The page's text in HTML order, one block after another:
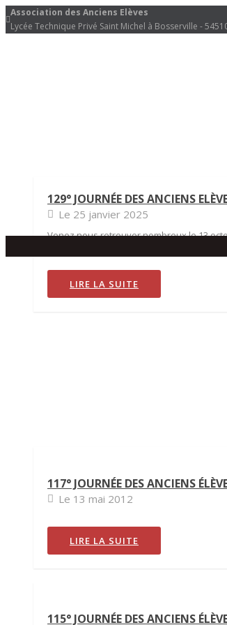
Association des Anciens Elèves
Lycée Technique Privé Saint Michel à Bosserville - 54510
129° JOURNÉE DES ANCIENS
Le 25 janvier 2025
Venez nous retrouver nombreux le 13
LIRE LA SUITE
117° JOURNÉE DES ANCIENS
Le 13 mai 2012
LIRE LA SUITE
115° JOURNÉE DES ANCIENS